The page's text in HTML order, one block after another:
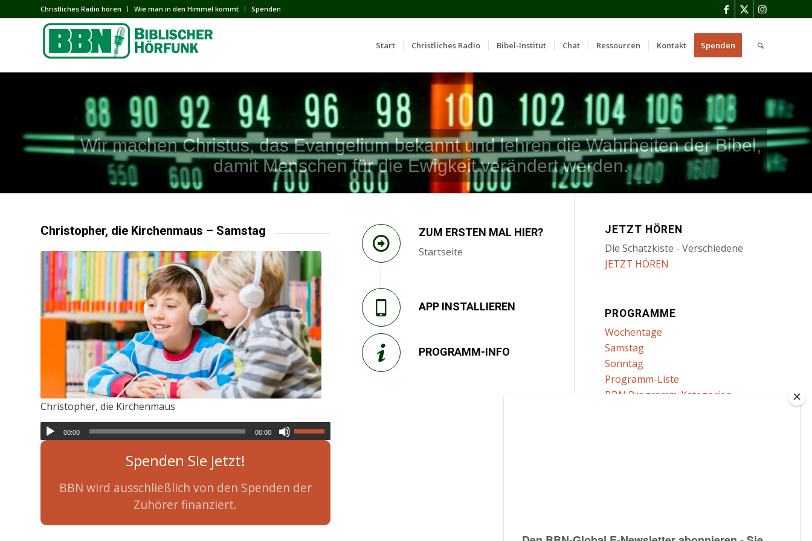
Сhristliches Radio hören Wie man in den Himmel kommt Spenden
Start Сhristliches Radio Bibel-Institut Chat Ressourcen Kontakt Spenden
Wir machen Christus, das Evangelium bekannt und lehren die Wahrheiten der Bibel,
damit Menschen für die Ewigkeit verändert werden.
Christopher, die Kirchenmaus – Samstag
Christopher, die Kirchenmaus
00:00 00:00
Spenden Sie jetzt!
BBN wird ausschließlich von den Spenden der
Zuhörer finanziert.
ZUM ERSTEN MAL HIER?
Startseite
APP INSTALLIEREN
PROGRAMM-INFO
JETZT HÖREN
Die Schatzkiste - Verschiedene
JETZT HÖREN
PROGRAMME
Wochentage
Samstag
Sonntag
Programm-Liste
BBN Programm-Kategorien